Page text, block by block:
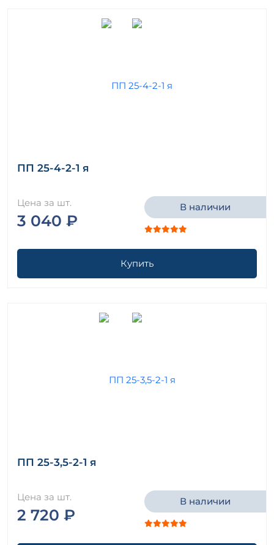
ПП 25-4-2-1 я
Цена за шт.
3 040 ₽
В наличии
Купить
ПП 25-3,5-2-1 я
Цена за шт.
2 720 ₽
В наличии